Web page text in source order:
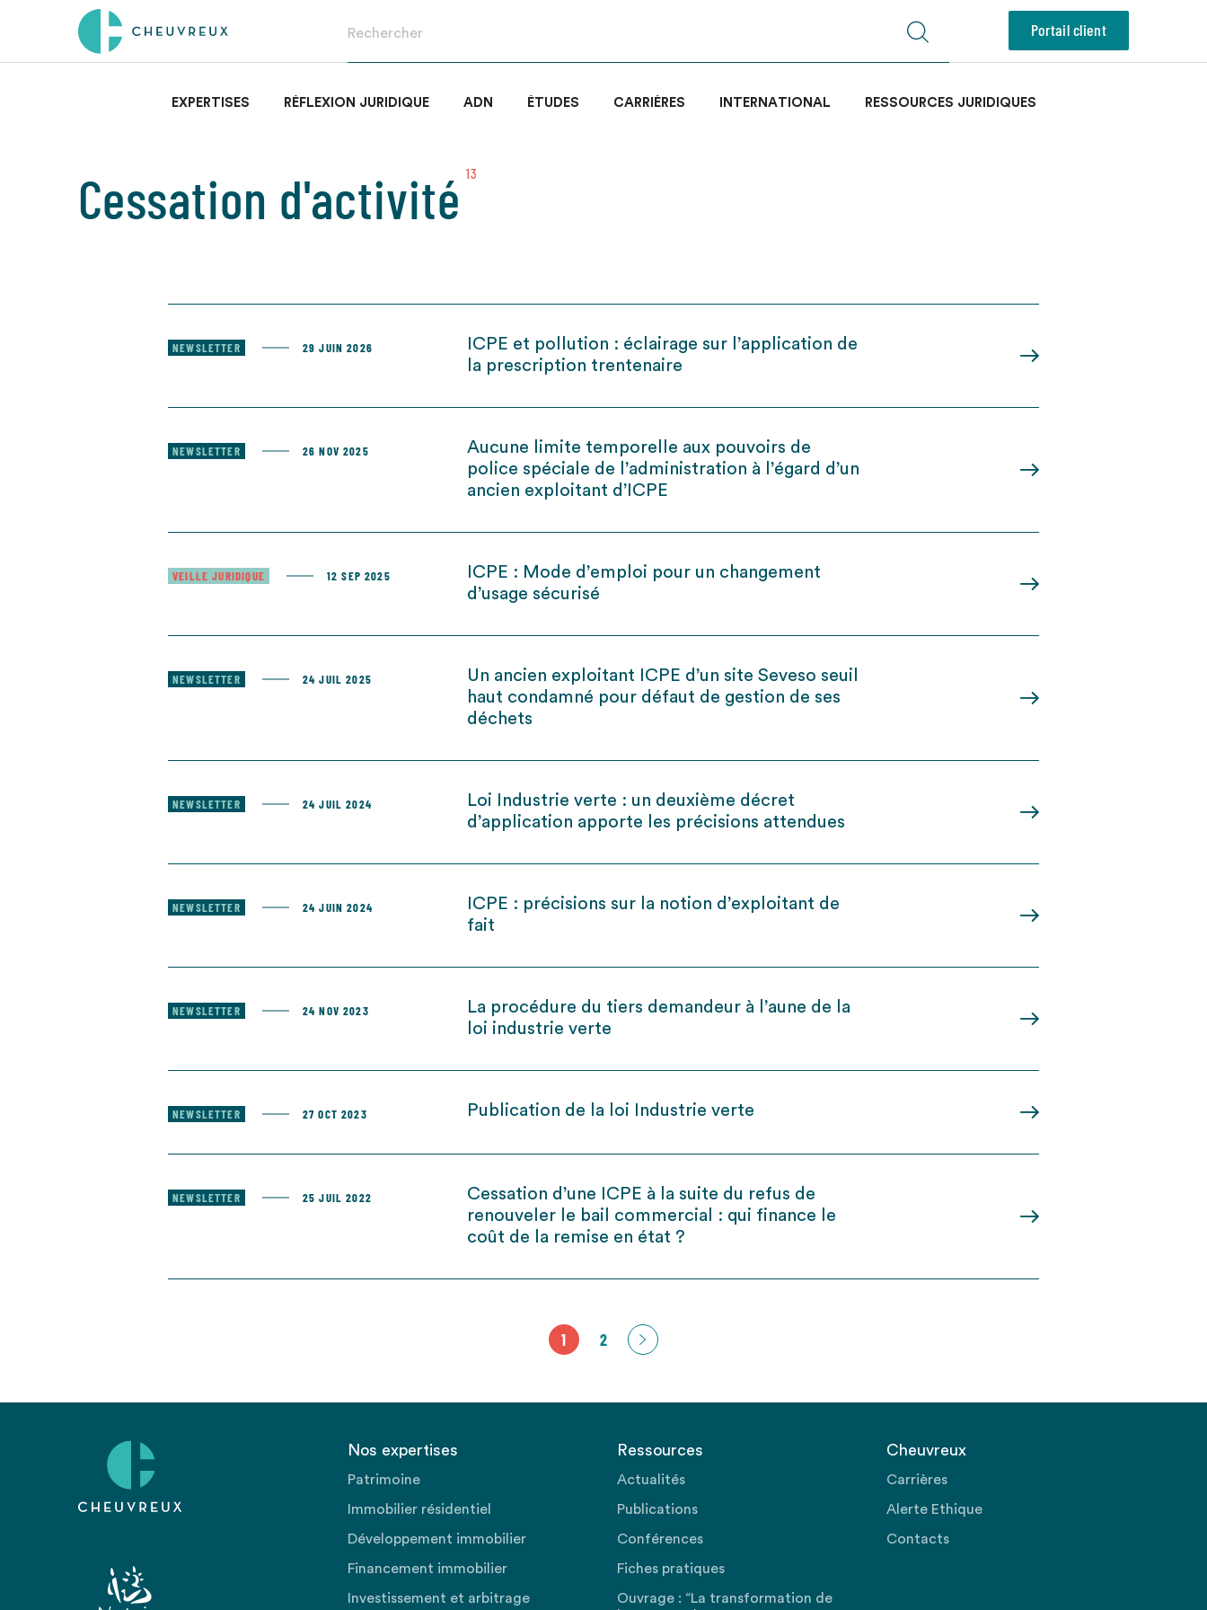
Portail client
EXPERTISES RÉFLEXION JURIDIQUE ADN ÉTUDES CARRIÈRES INTERNATIONAL RESSOURCES JURIDIQUES
Cessation d'activité 13
NEWSLETTER 29 JUIN 2026
ICPE et pollution : éclairage sur l’application de
la prescription trentenaire
NEWSLETTER 26 NOV 2025
Aucune limite temporelle aux pouvoirs de
police spéciale de l’administration à l’égard d’un
ancien exploitant d’ICPE
VEILLE JURIDIQUE 12 SEP 2025
ICPE : Mode d’emploi pour un changement
d’usage sécurisé
NEWSLETTER 24 JUIL 2025
Un ancien exploitant ICPE d’un site Seveso seuil
haut condamné pour défaut de gestion de ses
déchets
NEWSLETTER 24 JUIL 2024
Loi Industrie verte : un deuxième décret
d’application apporte les précisions attendues
NEWSLETTER 24 JUIN 2024
ICPE : précisions sur la notion d’exploitant de
fait
NEWSLETTER 24 NOV 2023
La procédure du tiers demandeur à l’aune de la
loi industrie verte
NEWSLETTER 27 OCT 2023 Publication de la loi Industrie verte
NEWSLETTER 25 JUIL 2022
Cessation d’une ICPE à la suite du refus de
renouveler le bail commercial : qui finance le
coût de la remise en état ?
1 2
Nos expertises
Patrimoine
Immobilier résidentiel
Développement immobilier
Financement immobilier
Investissement et arbitrage
Ressources
Actualités
Publications
Conférences
Fiches pratiques
Ouvrage : “La transformation de
Cheuvreux
Carrières
Alerte Ethique
Contacts